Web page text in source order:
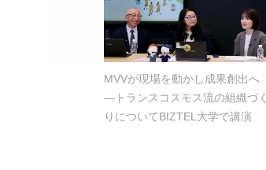
MVVが現場を動かし成果創出へ
―トランスコスモス流の組織づく
りについてBIZTEL大学で講演